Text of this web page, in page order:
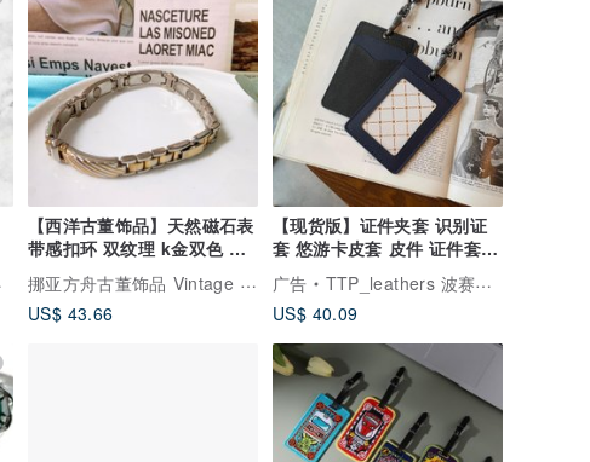
【西洋古董饰品】天然磁石表
带感扣环 双纹理 k金双色 手
环手链
挪亚方舟古董饰品 Vintage Jewelry
US$ 43.66
【现货版】证件夹套 识别证
套 悠游卡皮套 皮件 证件套
生日礼物
广告
TTP_leathers 波赛顿手工皮件
US$ 40.09